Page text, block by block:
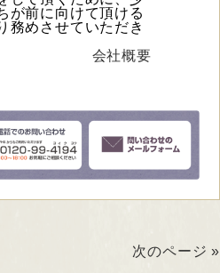
が前に向けて頂ける
務めさせていただき
会社概要
次のページ »